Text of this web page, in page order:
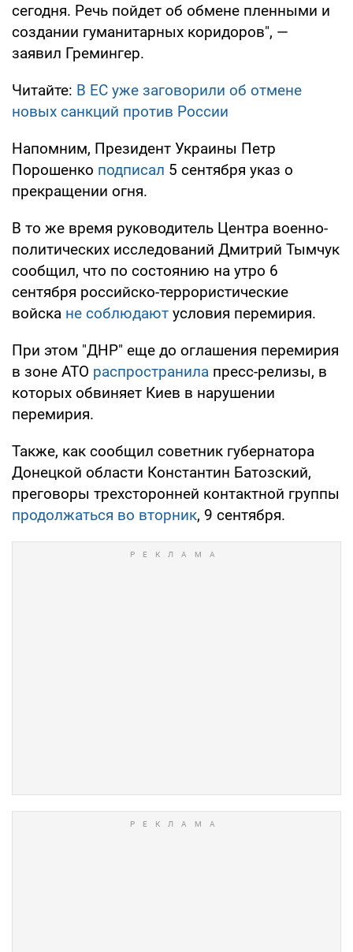
сегодня. Речь пойдет об обмене пленными и
создании гуманитарных коридоров", —
заявил Гремингер.
Читайте: В ЕС уже заговорили об отмене
новых санкций против России
Напомним, Президент Украины Петр
Порошенко подписал 5 сентября указ о
прекращении огня.
В то же время руководитель Центра военно-
политических исследований Дмитрий Тымчук
сообщил, что по состоянию на утро 6
сентября российско-террористические
войска не соблюдают условия перемирия.
При этом "ДНР" еще до оглашения перемирия
в зоне АТО распространила пресс-релизы, в
которых обвиняет Киев в нарушении
перемирия.
Также, как сообщил советник губернатора
Донецкой области Константин Батозский,
преговоры трехсторонней контактной группы
продолжаться во вторник, 9 сентября.